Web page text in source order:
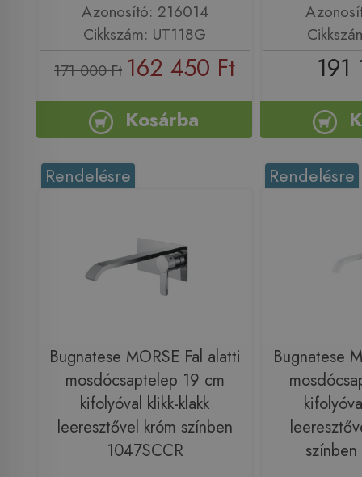
Azonosító: 216014
Cikkszám: UT118G
171 000 Ft 162 450 Ft
Kosárba
191
Rendelésre
Bugnatese MORSE Fal alatti
mosdócsaptelep 19 cm
kifolyóval klikk-klakk
leeresztővel króm színben
1047SCCR
Rendelésre
Bugnatese